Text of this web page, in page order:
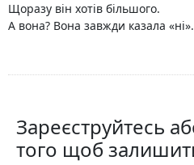
Щоразу він хотів більшого.
А вона? Вона завжди казала
Зареєструйтесь
того щоб